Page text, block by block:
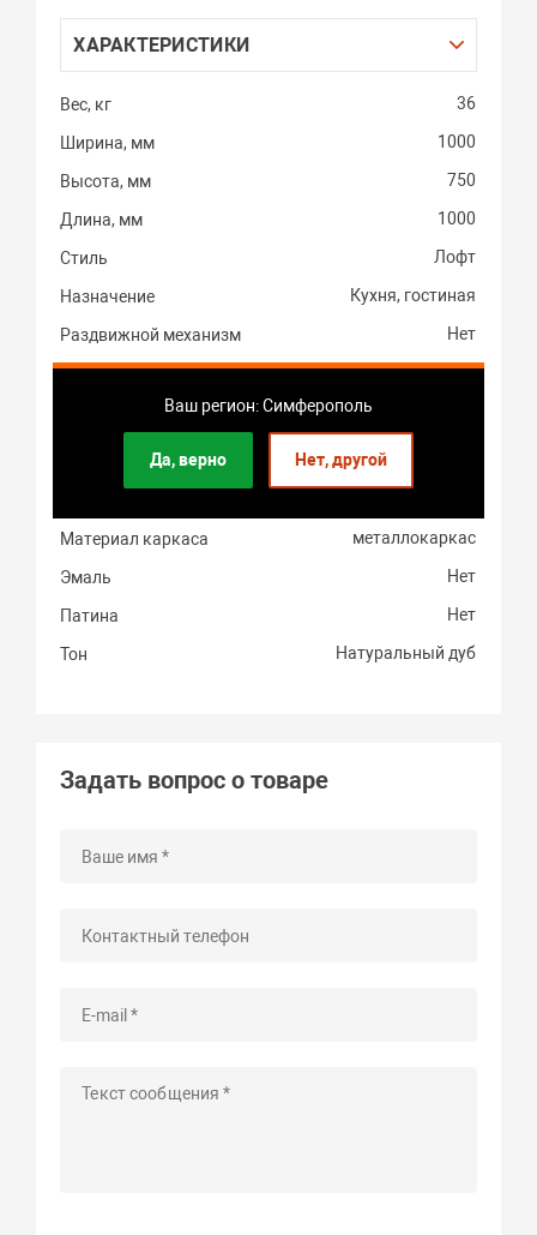
Ваш регион: Симферополь
Да, верно Нет, другой
ХАРАКТЕРИСТИКИ
Вес, кг 36
Ширина, мм 1000
Высота, мм 750
Длина, мм 1000
Стиль Лофт
Назначение Кухня, гостиная
Раздвижной механизм Нет
Форма стола
Прямоугольник
Длина стола в собранном
виде, мм
массив ольхи, шпон
Материал каркаса металлокаркас
Эмаль Нет
Патина Нет
Тон Натуральный дуб
Задать вопрос о товаре